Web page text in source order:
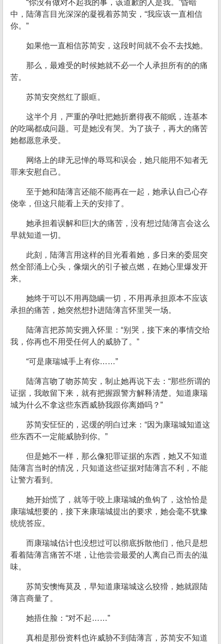
“你没有做对不起我的事，该道歉的人是我。”昏暗
中，陆薄言目光深深的凝视着苏简安，“我应该一直相信
你。”
如果他一直相信苏简安，这段时间就不会不去找她。
那么，最难受的时候她就不必一个人承担所有的的痛
苦。
苏简安突然红了眼眶。
这半个月，严重的孕吐把她折磨得夜不能眠，连基本
的吃喝都成问题。可是她没有哭。为了孩子，再大的痛苦
她都愿意承受。
网络上的肆无忌惮的辱骂和误会，她只能用不知者无
罪来安慰自己。
至于她和陆薄言还能不能再在一起，她承认自己心存
侥幸，但这只能看上天的安排了。
她承担着误解和巨|大的痛苦，没有想过陆薄言会这么
早就知道一切。
此刻，陆薄言用这样的目光看着她，多日来的委屈突
然全部涌上心头，像烟火的引子被点燃，在她心里爆发开
来。
她终于可以不用再隐瞒一切，不用再承担原本不应该
承担的痛苦，她突然想扑进陆薄言怀里哭一场。
陆薄言把苏简安拥入怀里：“别哭，接下来的事情交给
我，你再也不用受任何人的威胁了。”
“可是康瑞城手上有你……”
陆薄言吻了吻苏简安，制止她再说下去：“那些所谓的
证据，我敢留下来，就有把握跟警方解释清楚。知道康瑞
城为什么不拿这些东西威胁我跟你离婚吗？”
苏简安怔怔的，迟缓的明白过来：“因为康瑞城知道这
些东西不一定能威胁到你。”
但是她不一样，那么像犯罪证据的东西，她又不知道
陆薄言当时的情况，只知道这些证据对陆薄言不利，不能
让警方看到。
她开始慌了，就等于咬上康瑞城的鱼钩了，这恰恰是
康瑞城想要的，接下来康瑞城提出的要求，她会毫不犹豫
统统答应。
而康瑞城估计也没想过可以彻底拆散他们，他只是想
看着陆薄言痛苦不堪，让他尝尝最爱的人离自己而去的滋
味。
苏简安懊悔莫及，早知道康瑞城这么狡猾，她就跟陆
薄言商量了。
她捂住脸：“对不起……”
真相是那份资料也许威胁不到陆薄言，苏简安不知道